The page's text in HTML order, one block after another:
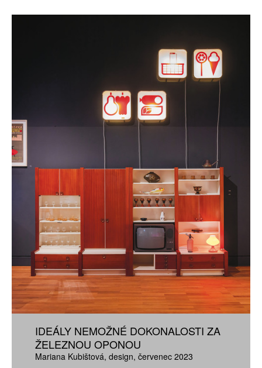
IDEÁLY NEMOŽNÉ DOKONALOSTI ZA
ŽELEZNOU OPONOU
Mariana Kubištová design červenec 2023